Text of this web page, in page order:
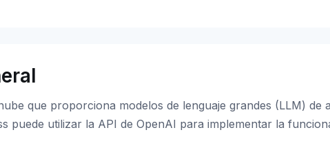
que proporciona modelos de lenguaje grandes (LLM) de
puede utilizar la API de OpenAI para implementar la